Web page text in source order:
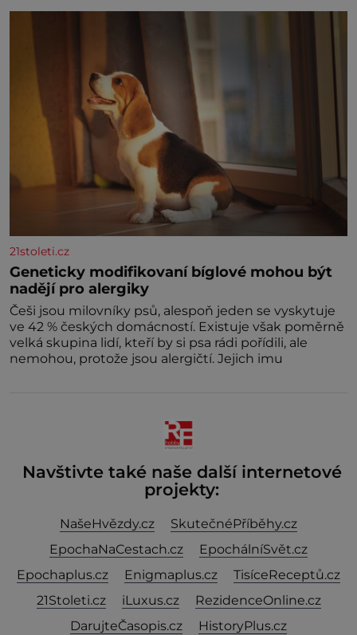
naší povaze, ale i v potřebách naší pokožky. Ohnivá
znamení Ženy narozené ve znamení Berana, Lva a
Střelce v sobě nesou žár, odvahu a neutuchající elán.
21stoleti.cz
Geneticky modifikovaní bíglové mohou být
nadějí pro alergiky
Češi jsou milovníky psů, alespoň jeden se vyskytuje
ve 42 % českých domácností. Existuje však poměrně
velká skupina lidí, kteří by si psa rádi pořídili, ale
nemohou, protože jsou alergičtí. Jejich imu
Navštivte také naše další internetové
projekty:
NašeHvězdy.cz
SkutečnéPříběhy.cz
EpochaNaCestach.cz
EpochálníSvět.cz
Epochaplus.cz
Enigmaplus.cz
TisíceReceptů.cz
21Stoleti.cz
iLuxus.cz
RezidenceOnline.cz
DarujteČasopis.cz
HistoryPlus.cz